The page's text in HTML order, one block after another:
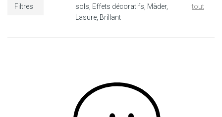
Filtres
sols Effets décoratifs Mäder
Lasure Brillant
tout